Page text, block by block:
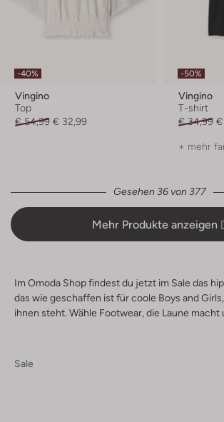
-40%
Vingino
Top
€ 54,99 € 32,99
-50%
Vingino
T-shirt
€ 34,99 €
+ mehr
Gesehen 36 von 377
Mehr Produkte anzeigen
Im Omoda Shop findest du jetzt im Sale das
das wie geschaffen ist für coole Boys and
ihnen steht. Wähle Footwear, die Laune macht
Sale